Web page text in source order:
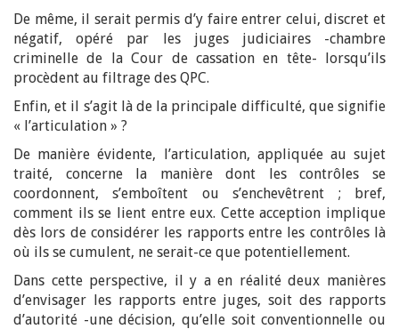
De même, il serait permis d’y faire entrer celui, discret et
négatif, opéré par les juges judiciaires -chambre
criminelle de la Cour de cassation en tête- lorsqu’ils
procèdent au filtrage des QPC.
Enfin, et il s’agit là de la principale difficulté, que signifie
« l’articulation » ?
De manière évidente, l’articulation, appliquée au sujet
traité, concerne la manière dont les contrôles se
coordonnent, s’emboîtent ou s’enchevêtrent ; bref,
comment ils se lient entre eux. Cette acception implique
dès lors de considérer les rapports entre les contrôles là
où ils se cumulent, ne serait-ce que potentiellement.
Dans cette perspective, il y a en réalité deux manières
d’envisager les rapports entre juges, soit des rapports
d’autorité -une décision, qu’elle soit conventionnelle ou